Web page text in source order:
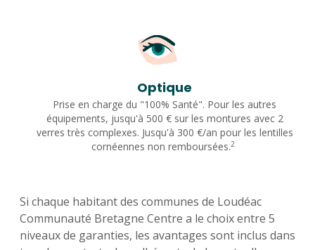
Optique
Prise en charge du "100% Santé". Pour les autres
équipements, jusqu'à 500 € sur les montures avec 2
verres très complexes. Jusqu'à 300 €/an pour les lentilles
cornéennes non remboursées.2
Si chaque habitant des communes de Loudéac
Communauté Bretagne Centre a le choix entre 5
niveaux de garanties, les avantages sont inclus dans